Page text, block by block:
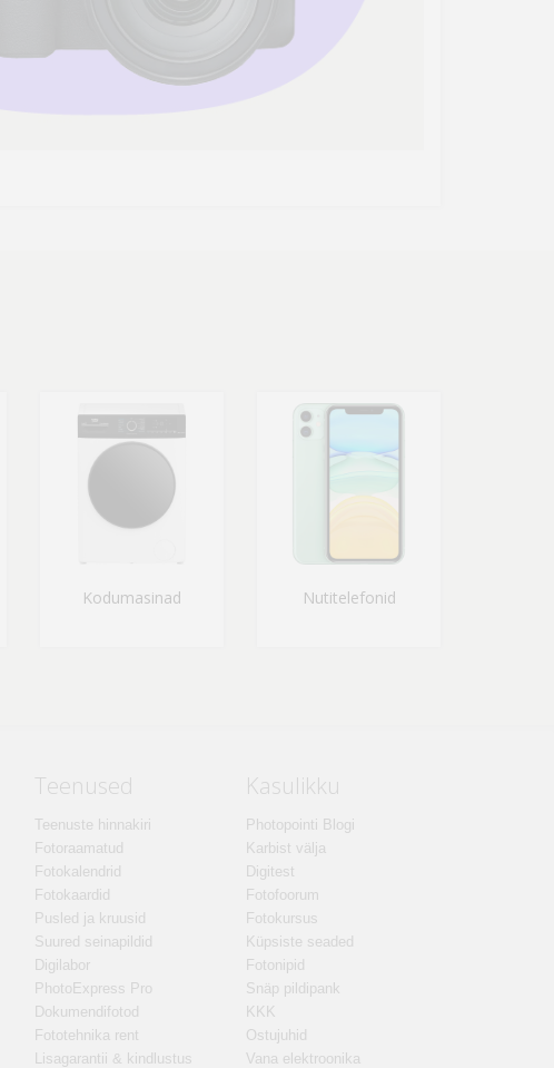
Kodumasinad Nutitelefonid
Teenused
Teenuste hinnakiri
Fotoraamatud
Fotokalendrid
Fotokaardid
Pusled ja kruusid
Suured seinapildid
Digilabor
PhotoExpress Pro
Dokumendifotod
Fototehnika rent
Lisagarantii & kindlustus
Kasulikku
Photopointi Blogi
Karbist välja
Digitest
Fotofoorum
Fotokursus
Küpsiste seaded
Fotonipid
Snäp pildipank
KKK
Ostujuhid
Vana elektroonika